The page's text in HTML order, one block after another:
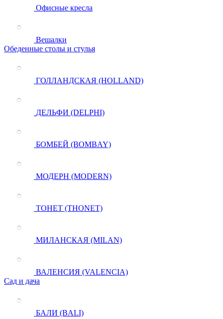
Офисные кресла
Вешалки
Обеденные столы и стулья
ГОЛЛАНДСКАЯ (HOLLAND)
ДЕЛЬФИ (DELPHI)
БОМБЕЙ (BOMBAY)
МОДЕРН (MODERN)
ТОНЕТ (THONET)
МИЛАНСКАЯ (MILAN)
ВАЛЕНСИЯ (VALENCIA)
Сад и дача
БАЛИ (BALI)